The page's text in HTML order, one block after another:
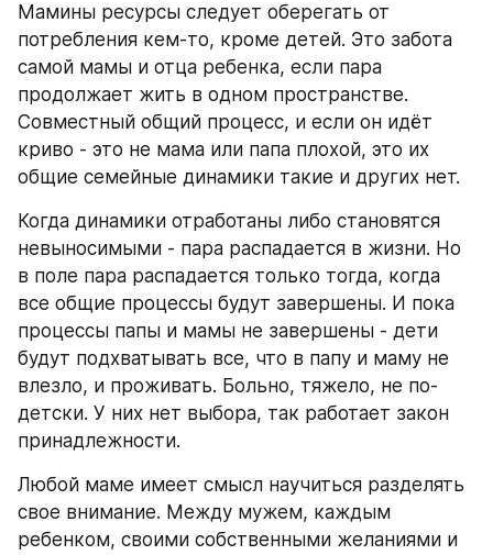
Мамины ресурсы следует оберегать от
потребления кем-то, кроме детей. Это забота
самой мамы и отца ребенка, если пара
продолжает жить в одном пространстве.
Совместный общий процесс, и если он идёт
криво - это не мама или папа плохой, это их
общие семейные динамики такие и других нет.
Когда динамики отработаны либо становятся
невыносимыми - пара распадается в жизни. Но
в поле пара распадается только тогда, когда
все общие процессы будут завершены. И пока
процессы папы и мамы не завершены - дети
будут подхватывать все, что в папу и маму не
влезло, и проживать. Больно, тяжело, не по-
детски. У них нет выбора, так работает закон
принадлежности.
Любой маме имеет смысл научиться разделять
свое внимание. Между мужем, каждым
ребенком, своими собственными желаниями и